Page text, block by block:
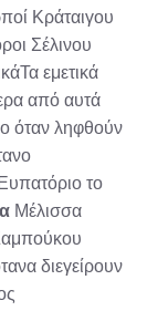
Κράταιγου
Σέλινου
εμετικά
από αυτά
όταν ληφθούν
το
Μέλισσα
διεγείρουν